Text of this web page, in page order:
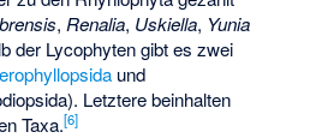
, Renalia, Uskiella, Yunia
der Lycophyten gibt es zwei
und
Letztere beinhalten
Taxa.[6]